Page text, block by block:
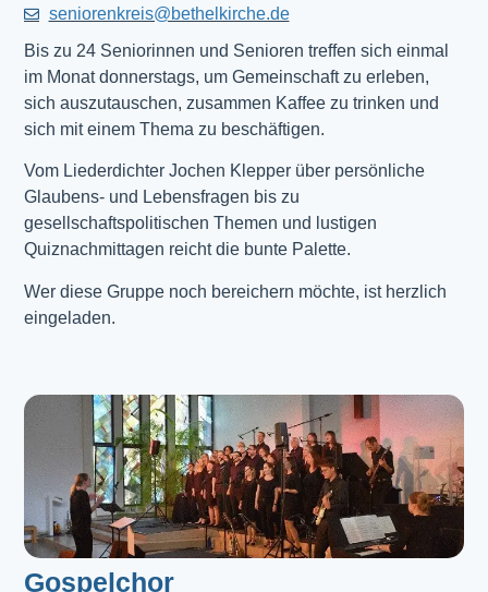
seniorenkreis@bethelkirche.de
Bis zu 24 Seniorinnen und Senioren treffen sich einmal
im Monat donnerstags, um Gemeinschaft zu erleben,
sich auszutauschen, zusammen Kaffee zu trinken und
sich mit einem Thema zu beschäftigen.
Vom Liederdichter Jochen Klepper über persönliche
Glaubens- und Lebensfragen bis zu
gesellschaftspolitischen Themen und lustigen
Quiznachmittagen reicht die bunte Palette.
Wer diese Gruppe noch bereichern möchte, ist herzlich
eingeladen.
Gospelchor